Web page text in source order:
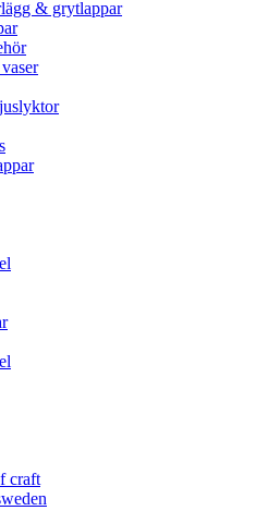
& grytlappar
craft